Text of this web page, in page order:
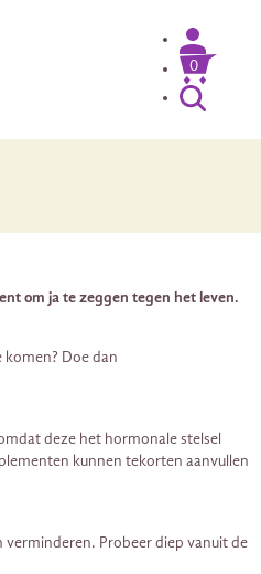
0
om ja te zeggen tegen het leven.
Doe dan
deze het hormonale stelsel
kunnen tekorten aanvullen
Probeer diep vanuit de